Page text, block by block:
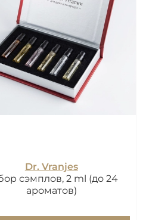
Dr. Vranjes
сэмплов, 2 ml (до 24
ароматов)